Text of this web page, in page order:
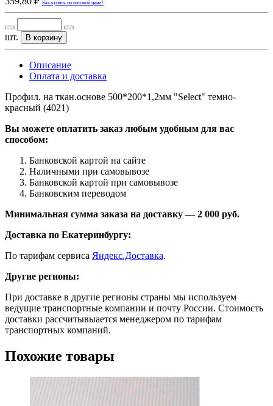
Как купить по оптовой цене?
шт. В корзину
Описание
Оплата и доставка
Профил. на ткан.основе 500*200*1,2мм "Select" темно-
красный (4021)
Вы можете оплатить заказ любым удобным для вас
способом:
Банковской картой на сайте
Наличными при самовывозе
Банковской картой при самовывозе
Банковским переводом
Минимальная сумма заказа на доставку — 2 000 руб.
Доставка по Екатеринбургу:
По тарифам сервиса Яндекс.Доставка.
Другие регионы:
При доставке в другие регионы страны мы используем
ведущие транспортные компании и почту России. Стоимость
доставки рассчитывыается менеджером по тарифам
транспортных компаний.
Похожие товары